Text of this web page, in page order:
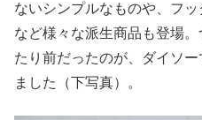
ないシンプルなものや、フ
など様々な派生商品も登場
たり前だったのが、ダイソ
ました（下写真）。